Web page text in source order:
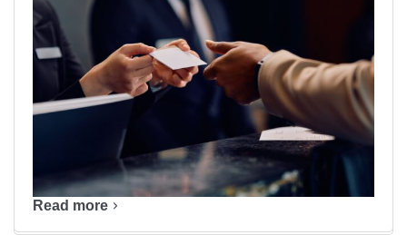
Read more